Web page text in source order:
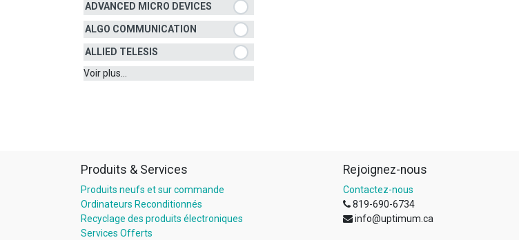
ADVANCED MICRO DEVICES
ALGO COMMUNICATION
ALLIED TELESIS
Voir plus...
Produits & Services
Produits neufs et sur commande
Ordinateurs Reconditionnés
Recyclage des produits électroniques
Services Offerts
Rejoignez-nous
Contactez-nous
819-690-6734
info@uptimum.ca